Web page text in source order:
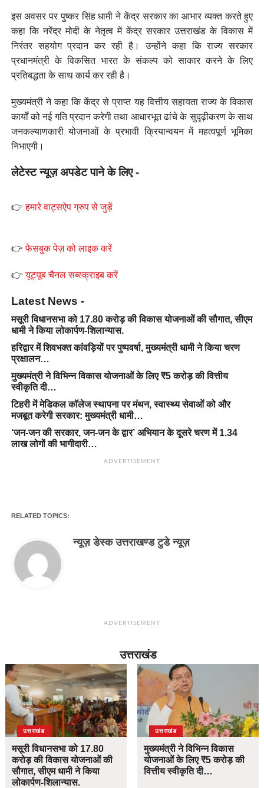
इस अवसर पर पुष्कर सिंह धामी ने केंद्र सरकार का आभार व्यक्त करते हुए
कहा कि नरेंद्र मोदी के नेतृत्व में केंद्र सरकार उत्तराखंड के विकास में
निरंतर सहयोग प्रदान कर रही है। उन्होंने कहा कि राज्य सरकार
प्रधानमंत्री के विकसित भारत के संकल्प को साकार करने के लिए
प्रतिबद्धता के साथ कार्य कर रही है।
मुख्यमंत्री ने कहा कि केंद्र से प्राप्त यह वित्तीय सहायता राज्य के विकास
कार्यों को नई गति प्रदान करेगी तथा आधारभूत ढांचे के सुदृढ़ीकरण के साथ
जनकल्याणकारी योजनाओं के प्रभावी क्रियान्वयन में महत्वपूर्ण भूमिका
निभाएगी।
लेटेस्ट न्यूज़ अपडेट पाने के लिए -
👉हमारे वाट्सऐप ग्रुप से जुड़ें
👉फेसबुक पेज़ को लाइक करें
👉यूट्यूब चैनल सब्स्क्राइब करें
Latest News -
मसूरी विधानसभा को 17.80 करोड़ की विकास योजनाओं की सौगात, सीएम
धामी ने किया लोकार्पण-शिलान्यास.
हरिद्वार में शिवभक्त कांवड़ियों पर पुष्पवर्षा, मुख्यमंत्री धामी ने किया चरण
प्रक्षालन…
मुख्यमंत्री ने विभिन्न विकास योजनाओं के लिए ₹5 करोड़ की वित्तीय
स्वीकृति दी…
टिहरी में मेडिकल कॉलेज स्थापना पर मंथन, स्वास्थ्य सेवाओं को और
मजबूत करेगी सरकार: मुख्यमंत्री धामी…
‘जन-जन की सरकार, जन-जन के द्वार’ अभियान के दूसरे चरण में 1.34
लाख लोगों की भागीदारी…
ADVERTISEMENT
RELATED TOPICS:
न्यूज़ डेस्क उत्तराखण्ड टुडे न्यूज़
ADVERTISEMENT
उत्तराखंड
उत्तराखंड
मसूरी विधानसभा को 17.80
करोड़ की विकास योजनाओं की
सौगात, सीएम धामी ने किया
लोकार्पण-शिलान्यास.
उत्तराखंड
मुख्यमंत्री ने विभिन्न विकास
योजनाओं के लिए ₹5 करोड़ की
वित्तीय स्वीकृति दी…